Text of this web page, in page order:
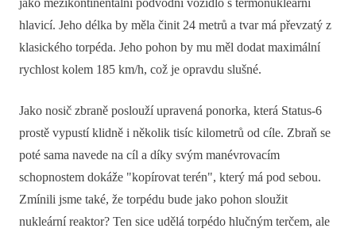
jako mezikontinentální podvodní vozidlo s termonukleární
hlavicí. Jeho délka by měla činit 24 metrů a tvar má převzatý z
klasického torpéda. Jeho pohon by mu měl dodat maximální
rychlost kolem 185 km/h, což je opravdu slušné.
Jako nosič zbraně poslouží upravená ponorka, která Status-6
prostě vypustí klidně i několik tisíc kilometrů od cíle. Zbraň se
poté sama navede na cíl a díky svým manévrovacím
schopnostem dokáže "kopírovat terén", který má pod sebou.
Zmínili jsme také, že torpédu bude jako pohon sloužit
nukleární reaktor? Ten sice udělá torpédo hlučným terčem, ale